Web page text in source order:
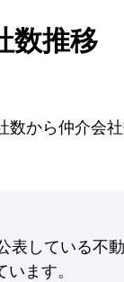
数推移
から仲介会
表している不
ます。